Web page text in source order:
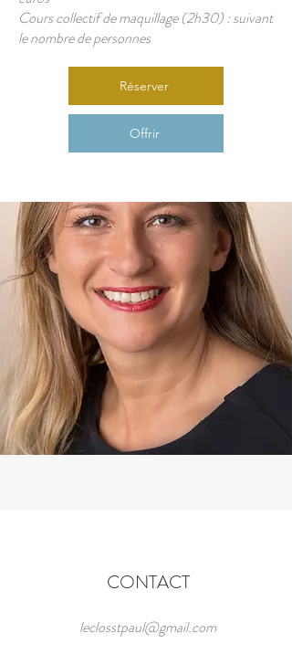
Cours collectif de maquillage (2h30) : suivant
le nombre de personnes
Réserver
Offrir
CONTACT
leclosstpaul@gmail.com